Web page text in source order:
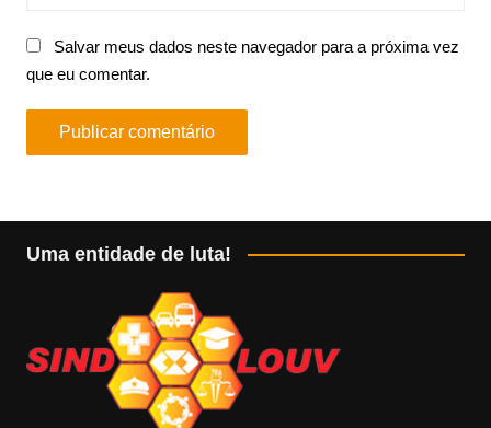
Salvar meus dados neste navegador para a próxima vez
que eu comentar.
Uma entidade de luta!